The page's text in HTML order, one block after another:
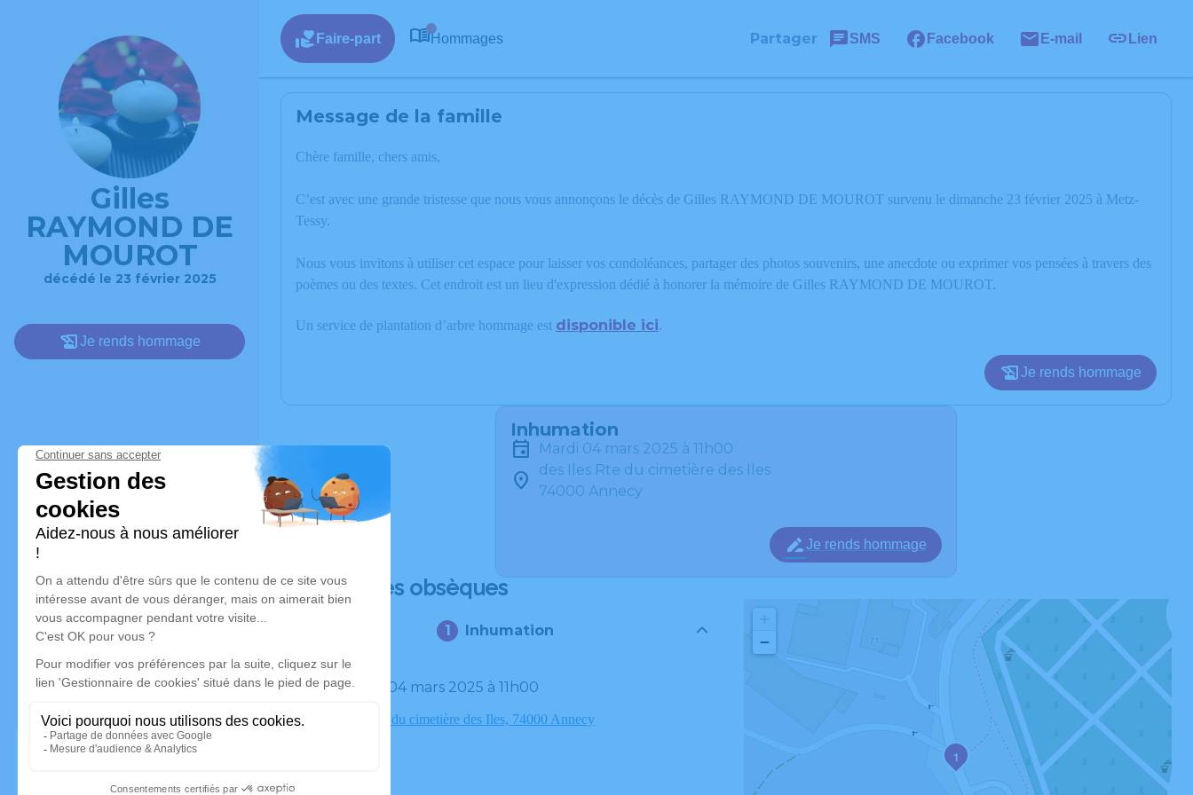
Gilles
RAYMOND DE
MOUROT
décédé le 23 février 2025
Je rends hommage
Faire-part Hommages Partager SMS Facebook E-mail Lien
Message de la famille
Chère famille, chers amis,
C’est avec une grande tristesse que nous vous annonçons le décès de Gilles RAYMOND DE MOUROT survenu le dimanche 23 février 2025 à Metz-
Tessy.
Nous vous invitons à utiliser cet espace pour laisser vos condoléances, partager des photos souvenirs, une anecdote ou exprimer vos pensées à travers des
poèmes ou des textes. Cet endroit est un lieu d'expression dédié à honorer la mémoire de Gilles RAYMOND DE MOUROT.
Un service de plantation d’arbre hommage est disponible ici.
Je rends hommage
Inhumation
mardi 04 mars 2025 à 11h00
des Iles Rte du cimetière des Iles
74000 Annecy
Je rends hommage
Déroulé des obsèques
Inhumation
Le mardi 04 mars 2025 à 11h00
des Iles Rte du cimetière des Iles, 74000 Annecy
1
−